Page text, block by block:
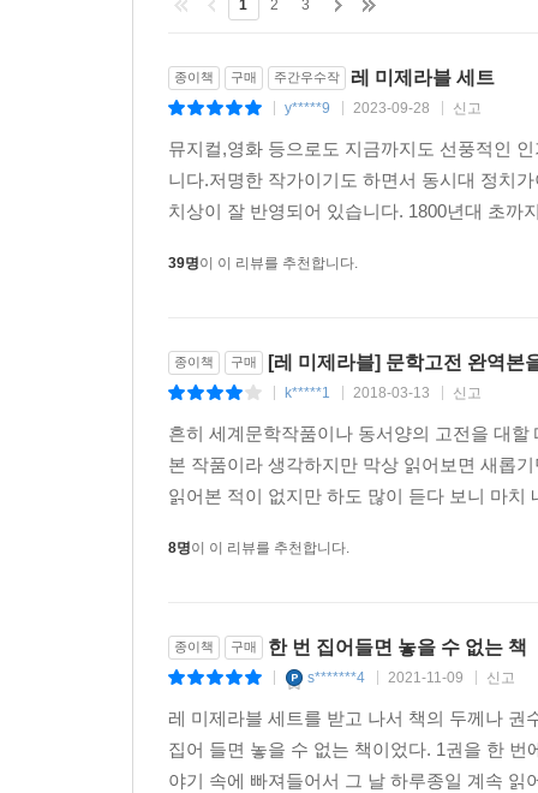
1 2 3
종이책 구매 주간우수작 레 미제라블 세트
y*****9 2023-09-28 신고
뮤지컬,영화 등으로도 지금까지도 선풍적인
니다.저명한 작가이기도 하면서 동시대 정치
치상이 잘 반영되어 있습니다. 1800년대 초
39명이 이 리뷰를 추천합니다.
종이책 구매 [레 미제라블] 문학고전 완역본
k*****1 2018-03-13 신고
흔히 세계문학작품이나 동서양의 고전을 대
본 작품이라 생각하지만 막상 읽어보면 새롭
읽어본 적이 없지만 하도 많이 듣다 보니 마
8명이 이 리뷰를 추천합니다.
종이책 구매 한 번 집어들면 놓을 수 없는 책
s*******4 2021-11-09 신고
레 미제라블 세트를 받고 나서 책의 두께나
집어 들면 놓을 수 없는 책이었다. 1권을 한
야기 속에 빠져들어서 그 날 하루종일 계속